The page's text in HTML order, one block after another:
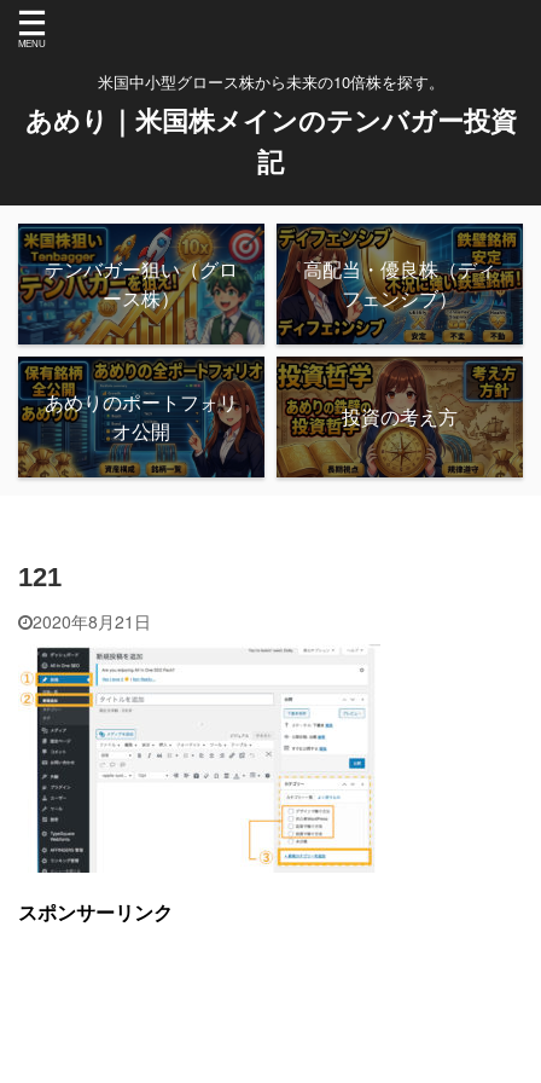
米国中小型グロース株から未来の10倍株を探す。
あめり｜米国株メインのテンバガー投資
記
テンバガー狙い（グロ
ース株）
高配当・優良株（ディ
フェンシブ）
あめりのポートフォリ
オ公開
投資の考え方
121
2020年8月21日
スポンサーリンク